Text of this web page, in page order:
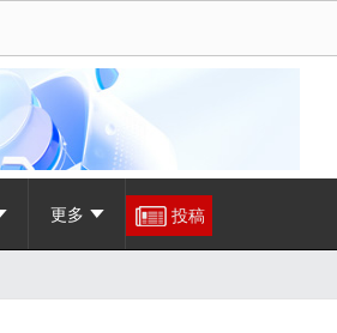
更多 投稿